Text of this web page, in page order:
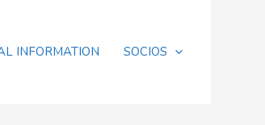
INFORMATION SOCIOS